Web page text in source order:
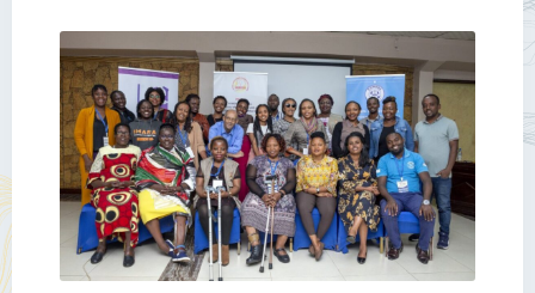
Read
more
about
Impact
Story
4.5.
Disability
Feminist